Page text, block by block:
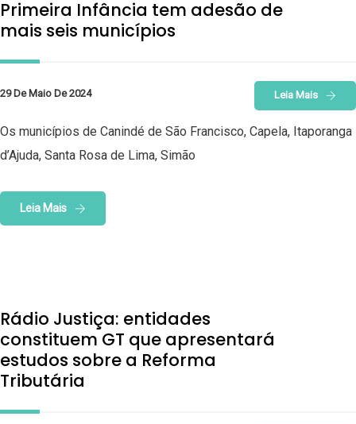
Primeira Infância tem adesão de
mais seis municípios
29 De Maio De 2024 Leia Mais
Os municípios de Canindé de São Francisco, Capela, Itaporanga
d’Ajuda, Santa Rosa de Lima, Simão
Leia Mais
Rádio Justiça: entidades
constituem GT que apresentará
estudos sobre a Reforma
Tributária